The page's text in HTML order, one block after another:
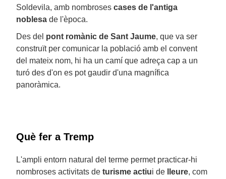
Soldevila, amb nombroses cases de l'antiga
noblesa de l'època.
Des del pont romànic de Sant Jaume, que va ser
construït per comunicar la població amb el convent
del mateix nom, hi ha un camí que adreça cap a un
turó des d'on es pot gaudir d'una magnífica
panoràmica.
Què fer a Tremp
L'ampli entorn natural del terme permet practicar-hi
nombroses activitats de turisme actiui de lleure, com